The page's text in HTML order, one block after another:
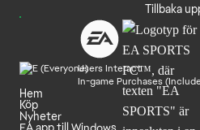
Tillbaka
Users Interact
In-game Purchases
Hem
Köp
Nyheter